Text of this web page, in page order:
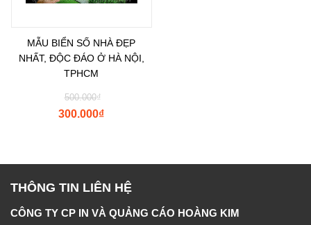
MẪU BIỂN SỐ NHÀ ĐẸP
NHẤT, ĐỘC ĐÁO Ở HÀ NỘI,
TPHCM
₫
500.000
₫
300.000
THÔNG TIN LIÊN HỆ
CÔNG TY CP IN VÀ QUẢNG CÁO HOÀNG KIM